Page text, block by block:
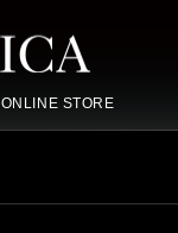
ONLINE STORE